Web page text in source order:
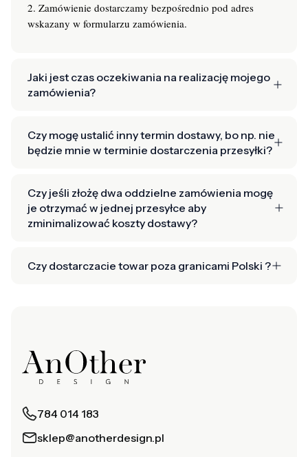
2. Zamówienie dostarczamy bezpośrednio pod adres
wskazany w formularzu zamówienia.
Jaki jest czas oczekiwania na realizację mojego
zamówienia?
Czy mogę ustalić inny termin dostawy, bo np. nie
będzie mnie w terminie dostarczenia przesyłki?
Czy jeśli złożę dwa oddzielne zamówienia mogę
je otrzymać w jednej przesyłce aby
zminimalizować koszty dostawy?
Czy dostarczacie towar poza granicami Polski ?
784 014 183
sklep@anotherdesign.pl